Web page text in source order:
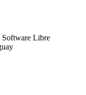
Software Libre